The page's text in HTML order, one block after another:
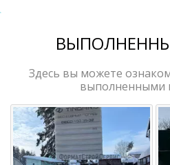
Здесь вы можете
выполненными